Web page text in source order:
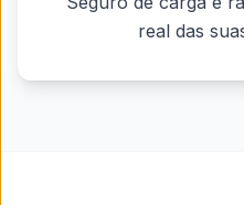
real das